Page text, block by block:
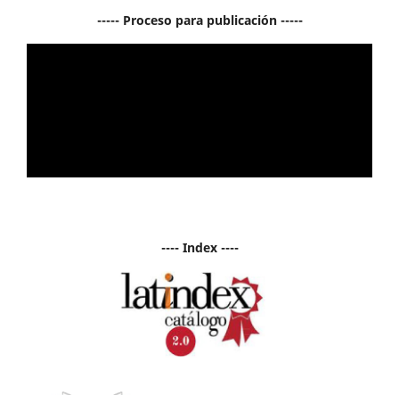
----- Proceso para publicación -----
---- Index ----